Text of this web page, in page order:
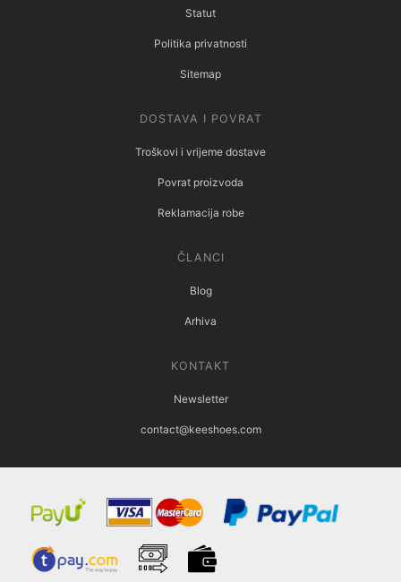
Statut
Politika privatnosti
Sitemap
DOSTAVA I POVRAT
Troškovi i vrijeme dostave
Povrat proizvoda
Reklamacija robe
ČLANCI
Blog
Arhiva
KONTAKT
Newsletter
contact@keeshoes.com